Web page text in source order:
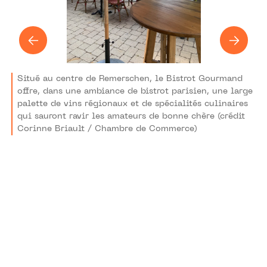
Situé au centre de Remerschen, le Bistrot Gourmand
offre, dans une ambiance de bistrot parisien, une large
palette de vins régionaux et de spécialités culinaires
qui sauront ravir les amateurs de bonne chère (crédit
Corinne Briault / Chambre de Commerce)